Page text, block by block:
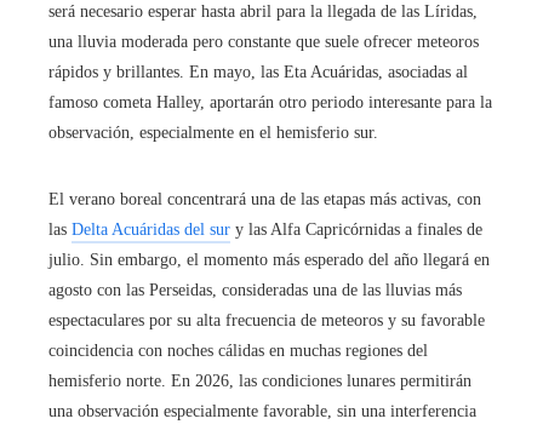
será necesario esperar hasta abril para la llegada de las Líridas,
una lluvia moderada pero constante que suele ofrecer meteoros
rápidos y brillantes. En mayo, las Eta Acuáridas, asociadas al
famoso cometa Halley, aportarán otro periodo interesante para la
observación, especialmente en el hemisferio sur.
El verano boreal concentrará una de las etapas más activas, con
las Delta Acuáridas del sur y las Alfa Capricórnidas a finales de
julio. Sin embargo, el momento más esperado del año llegará en
agosto con las Perseidas, consideradas una de las lluvias más
espectaculares por su alta frecuencia de meteoros y su favorable
coincidencia con noches cálidas en muchas regiones del
hemisferio norte. En 2026, las condiciones lunares permitirán
una observación especialmente favorable, sin una interferencia